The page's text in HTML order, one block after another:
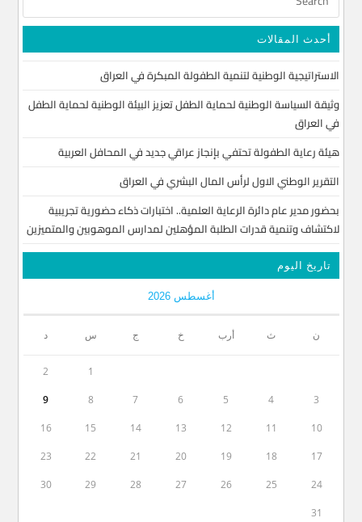
أحدث المقالات
الاستراتيجية الوطنية لتنمية الطفولة المبكرة في العراق
وثيقة السياسة الوطنية لحماية الطفل تعزيز البيئة الوطنية لحماية الطفل
في العراق
هيئة رعاية الطفولة تحتفي بإنجاز عراقي جديد في المحافل العربية
التقرير الوطني الاول لرأس المال البشري في العراق
بحضور مدير عام دائرة الرعاية العلمية.. اختبارات ذكاء حضورية تجريبية
لاكتشاف وتنمية قدرات الطلبة المؤهلين لمدارس الموهوبين والمتميزين
تاريخ اليوم
أغسطس 2026
ن ث أرب خ ج س د
1
2
3
4
5
6
7
8
9
10
11
12
13
14
15
16
17
18
19
20
21
22
23
24
25
26
27
28
29
30
31